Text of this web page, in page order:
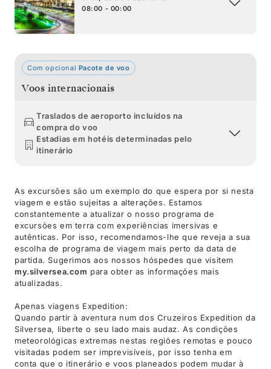
08:00 - 00:00
Com opcional Pacote de voo
Voos internacionais
Traslados de aeroporto incluídos na
compra do voo
Estadias em hotéis determinadas pelo
itinerário
As excursões são um exemplo do que espera por si nesta
viagem e estão sujeitas a alterações. Estamos
constantemente a atualizar o nosso programa de
excursões em terra com experiências imersivas e
autênticas. Por isso, recomendamos-lhe que reveja a sua
escolha de programa de viagem mais perto da data de
partida. Sugerimos aos nossos hóspedes que visitem
my.silversea.com para obter as informações mais
atualizadas.
Apenas viagens Expedition:
Quando partir à aventura num dos Cruzeiros Expedition da
Silversea, liberte o seu lado mais audaz. As condições
meteorológicas extremas nestas regiões remotas e pouco
visitadas podem ser imprevisíveis, por isso tenha em
conta que o itinerário e voos planeados podem mudar à